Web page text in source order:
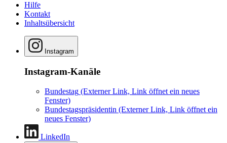
Hilfe
Kontakt
Inhaltsübersicht
Instagram
Instagram-Kanäle
Bundestag (Externer Link, Link öffnet ein neues
Fenster)
Bundestagspräsidentin (Externer Link, Link öffnet ein
neues Fenster)
LinkedIn